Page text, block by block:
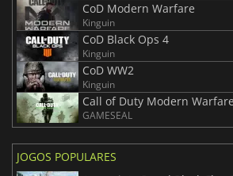
CoD Modern Warfare
Kinguin
CoD Black Ops 4
Kinguin
CoD WW2
Kinguin
GAMESEAL
JOGOS POPULARES